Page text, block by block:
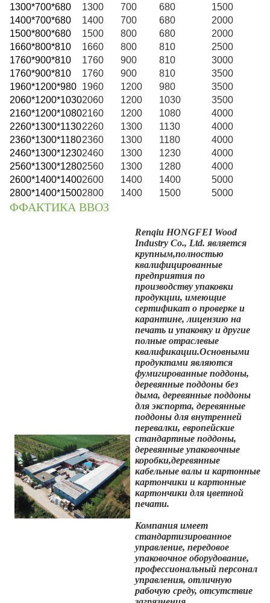
1300*700*680
1300 700 680
1500
1400*700*680
1400 700 680
2000
1500*800*680
1500 800 680
2000
1660*800*810
1660 800 810
2500
1760*900*810
1760 900 810
3000
1760*900*810
1760 900 810
3500
1960*1200*980 1960 1200 980
3500
2060*1200*10302060 1200 1030
3500
2160*1200*10802160 1200 1080
4000
2260*1300*11302260 1300 1130
4000
2360*1300*11802360 1300 1180
4000
2460*1300*12302460 1300 1230
4000
2560*1300*12802560 1300 1280
4000
2600*1400*14002600 1400 1400
5000
2800*1400*15002800 1400 1500 5000
ΦФАКТИКА ВВОЗ
Renqiu HONGFEI Wood
Industry Co., Ltd. является
крупным,полностью
квалифицированные
предприятия по
производству упаковки
продукции, имеющие
сертификат о проверке и
карантине, лицензию на
печать и упаковку и другие
полные отраслевые
квалификации.Основными
продуктами являются
фумигированные поддоны,
деревянные поддоны без
дыма, деревянные поддоны
для экспорта, деревянные
поддоны для внутренней
перевалки, европейские
стандартные поддоны,
деревянные упаковочные
коробки,деревянные
кабельные валы и картонные
картончики и картонные
картончики для цветной
печати.
Компания имеет
стандартизированное
управление, передовое
упаковочное оборудование,
профессиональный персонал
управления, отличную
рабочую среду, отсутствие